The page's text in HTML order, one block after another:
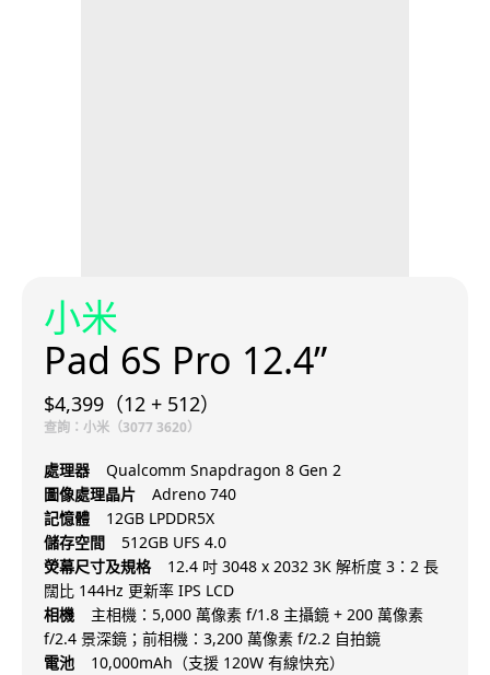
小米
Pad 6S Pro 12.4”
$4,399（12 + 512）
查詢：小米（3077 3620）
處理器
Qualcomm Snapdragon 8 Gen 2
圖像處理晶片
Adreno 740
記憶體
12GB LPDDR5X
儲存空間
512GB UFS 4.0
熒幕尺寸及規格
12.4 吋 3048 x 2032 3K 解析度 3：2 長
闊比 144Hz 更新率 IPS LCD
相機
主相機：5,000 萬像素 f/1.8 主攝鏡 + 200 萬像素
f/2.4 景深鏡；前相機：3,200 萬像素 f/2.2 自拍鏡
電池
10,000mAh（支援 120W 有線快充）